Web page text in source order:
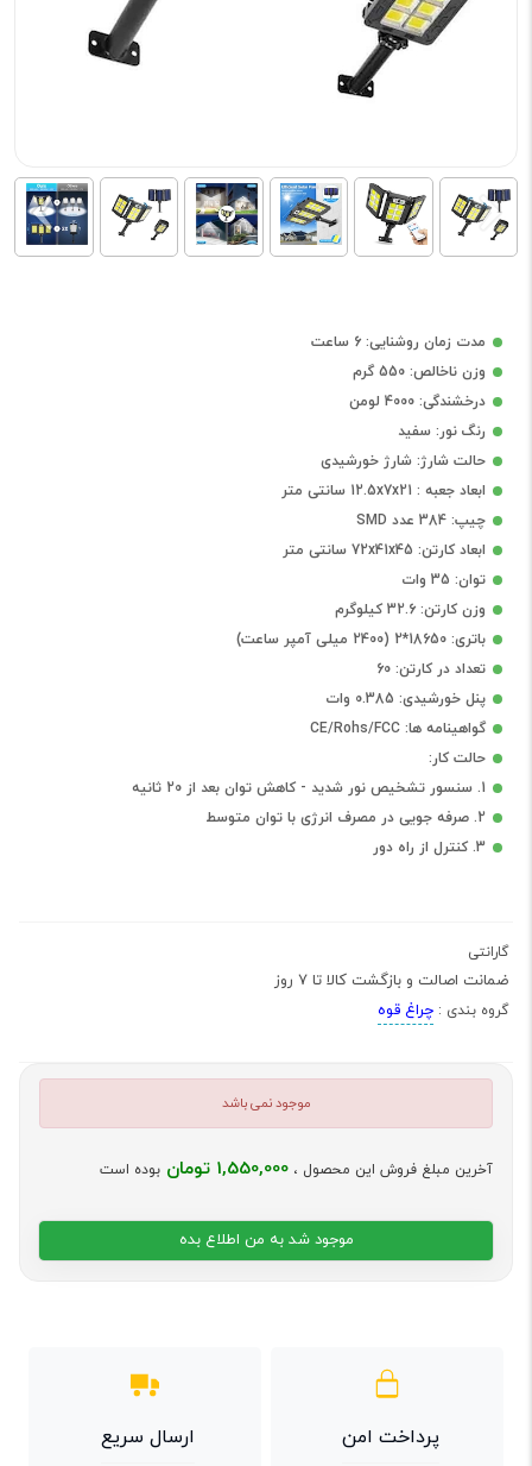
مدت زمان روشنایی: 6 ساعت
وزن ناخالص: 550 گرم
درخشندگی: 4000 لومن
رنگ نور: سفید
حالت شارژ: شارژ خورشیدی
ابعاد جعبه : 12.5x7x21 سانتی متر
چیپ: 384 عدد SMD
ابعاد کارتن: 72x41x45 سانتی متر
توان: 35 وات
وزن کارتن: 32.6 کیلوگرم
باتری: 18650*2 (2400 میلی آمپر ساعت)
تعداد در کارتن: 60
پنل خورشیدی: 0.385 وات
گواهینامه ها: CE/Rohs/FCC
حالت کار:
1. سنسور تشخیص نور شدید - کاهش توان بعد از 20 ثانیه
2. صرفه جویی در مصرف انرژی با توان متوسط
3. کنترل از راه دور
گارانتی
ضمانت اصالت و بازگشت کالا تا 7 روز
گروه بندی : چراغ قوه
موجود نمی باشد
آخرین مبلغ فروش این محصول ، 1,550,000 تومان بوده است
موجود شد به من اطلاع بده
پرداخت امن ارسال سریع